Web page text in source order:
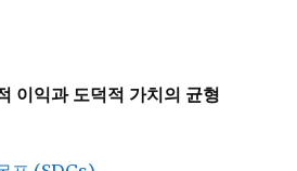
이익과 도덕적 가치의 균형